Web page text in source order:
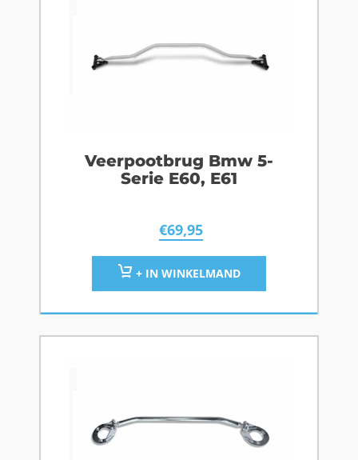
Veerpootbrug Bmw 5-
Serie E60, E61
€69,95
+ IN WINKELMAND